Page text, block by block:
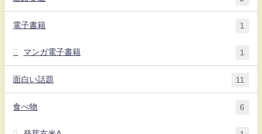
電子書籍 1
マンガ電子書籍 1
面白い話題 11
食べ物 6